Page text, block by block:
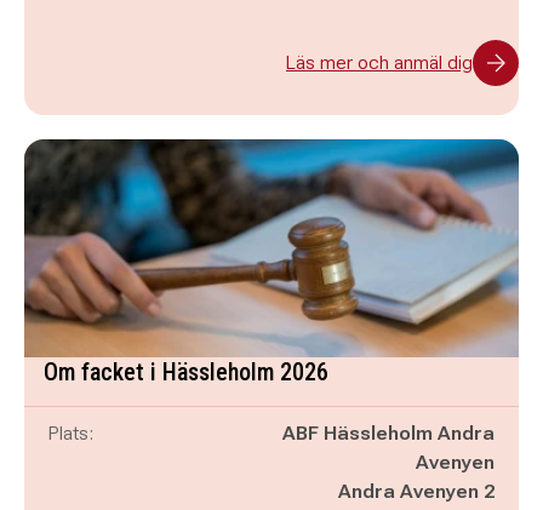
Läs mer och anmäl dig
Om facket i Hässleholm 2026
Plats:
ABF Hässleholm Andra
Avenyen
Andra Avenyen 2